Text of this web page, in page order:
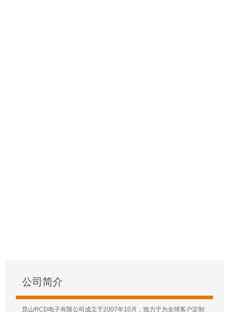
公司简介
昆山RCD电子有限公司成立于2007年10月，致力于为全球客户定制